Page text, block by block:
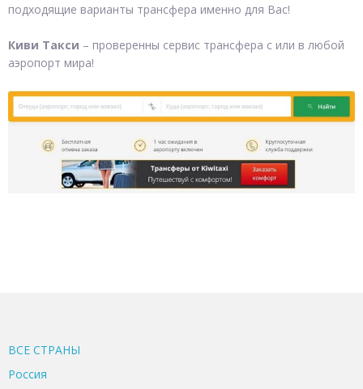
подходящие варианты трансфера именно для Вас!
Киви Такси – проверенны сервис трансфера с или в любой
аэропорт мира!
ВСЕ CТРАНЫ
Россия